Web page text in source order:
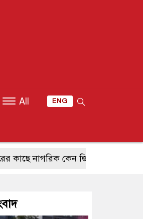
All ENG
কেন জিম্মি? শুভেচ্ছার অর্থ